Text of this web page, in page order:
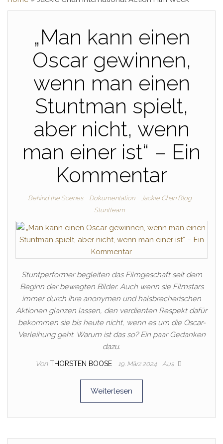
„Man kann einen
Oscar gewinnen,
wenn man einen
Stuntman spielt,
aber nicht, wenn
man einer ist“ – Ein
Kommentar
Behind the Scenes Dokumentation
Jackie Chan Blog
Stuntteam
Stuntperformer begleiten das Filmgeschäft seit dem
Beginn der bewegten Bilder. Auch wenn sie Filmstars
immer durch ihre anonymen und halsbrecherischen
Aktionen glänzen lassen, den verdienten Respekt dafür
bekommen sie bis heute nicht, wenn es um die Oscar-
Verleihung geht. Warum ist das so? Ein paar Gedanken
dazu.
Von THORSTEN BOOSE 19. März 2024 Aus
Weiterlesen